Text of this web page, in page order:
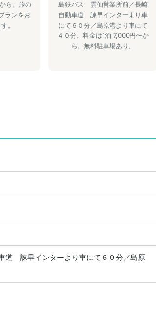
ら。旅の
ランをお
。
島鉄バス 雲仙営業所前／長崎
自動車道 諫早インターより車
にて６０分／島原港より車にて
４０分。料金は1泊 7,000円〜か
ら。無料駐車場あり。
道 諫早インターより車にて６０分／島原